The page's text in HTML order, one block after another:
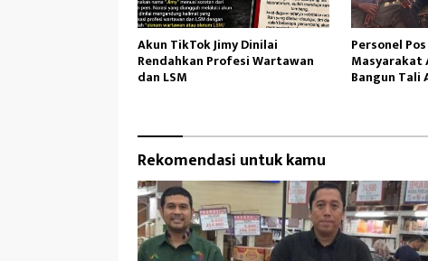
Akun TikTok Jimy Dinilai
Rendahkan Profesi Wartawan
dan LSM
Personel
Masyarakat
Bangun Tali
Rekomendasi untuk kamu